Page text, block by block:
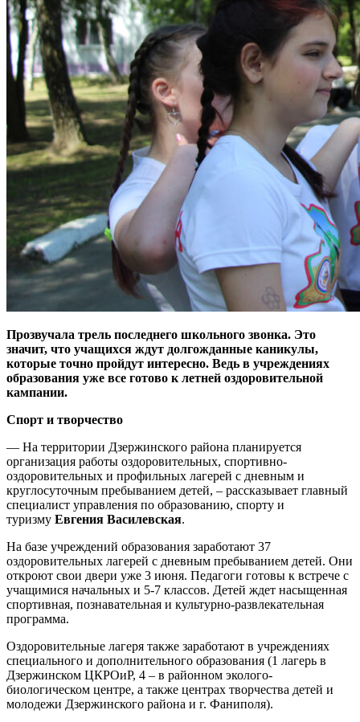
Прозвучала трель последнего школьного звонка. Это
значит, что учащихся ждут долгожданные каникулы,
которые точно пройдут интересно. Ведь в учреждениях
образования уже все готово к летней оздоровительной
кампании.
Спорт и творчество
— На территории Дзержинского района планируется
организация работы оздоровительных, спортивно-
оздоровительных и профильных лагерей с дневным и
круглосуточным пребыванием детей, – рассказывает главный
специалист управления по образованию, спорту и
туризму Евгения Василевская.
На базе учреждений образования заработают 37
оздоровительных лагерей с дневным пребыванием детей. Они
откроют свои двери уже 3 июня. Педагоги готовы к встрече с
учащимися начальных и 5-7 классов. Детей ждет насыщенная
спортивная, познавательная и культурно-развлекательная
программа.
Оздоровительные лагеря также заработают в учреждениях
специального и дополнительного образования (1 лагерь в
Дзержинском ЦКРОиР, 4 – в районном эколого-
биологическом центре, а также центрах творчества детей и
молодежи Дзержинского района и г. Фаниполя).